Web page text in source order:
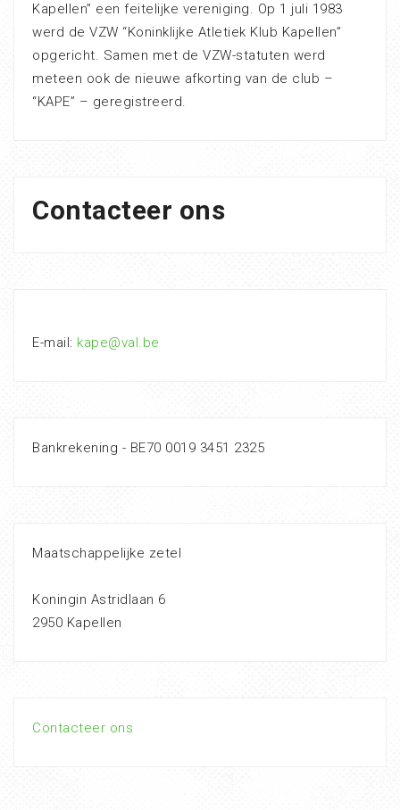
Kapellen” een feitelijke vereniging. Op 1 juli 1983
werd de VZW “Koninklijke Atletiek Klub Kapellen”
opgericht. Samen met de VZW-statuten werd
meteen ook de nieuwe afkorting van de club –
“KAPE” – geregistreerd.
Contacteer ons
E-mail: kape@val.be
Bankrekening - BE70 0019 3451 2325
Maatschappelijke zetel
Koningin Astridlaan 6
2950 Kapellen
Contacteer ons